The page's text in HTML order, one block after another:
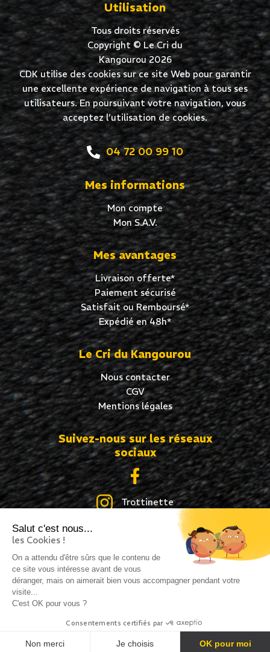
Salut c'est nous...
les Cookies !
On a attendu d'être sûrs que le contenu de
ce site vous intéresse avant de vous
déranger, mais on aimerait bien vous accompagner pendant votre
visite...
C'est OK pour vous ?
Consentements certifiés par
Non merci Je choisis OK pour moi
Utilisation
Tous droits réservés
Copyright © Le Cri du
Kangourou 2026
CDK utilise des cookies sur ce site Web pour garantir
une excellente expérience de navigation à tous ses
utilisateurs. En poursuivant votre navigation, vous
acceptez l’utilisation de cookies.
04 72 00 99 10
Mes informations
Mon compte
Mon S.A.V.
Mes avantages
Livraison offerte*
Paiement sécurisé
Satisfait ou Remboursé*
Expédié en 48h*
Le Cri du Kangourou
Nous contacter
CGV
Mentions légales
Suivez-nous sur les réseaux
sociaux
Trottinette
Roller
Création site internet : idcom-lagence.fr- Copyright
Confidentialité